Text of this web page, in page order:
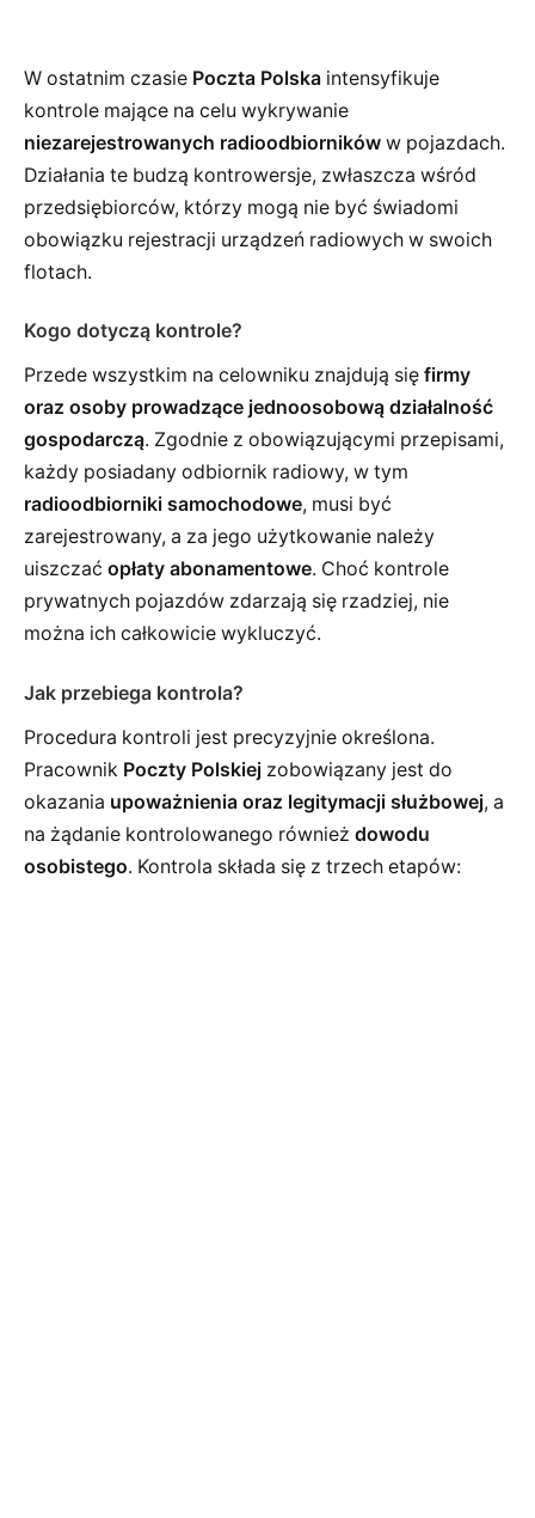
W ostatnim czasie Poczta Polska intensyfikuje
kontrole mające na celu wykrywanie
niezarejestrowanych radioodbiorników w pojazdach.
Działania te budzą kontrowersje, zwłaszcza wśród
przedsiębiorców, którzy mogą nie być świadomi
obowiązku rejestracji urządzeń radiowych w swoich
flotach.
Kogo dotyczą kontrole?
Przede wszystkim na celowniku znajdują się firmy
oraz osoby prowadzące jednoosobową działalność
gospodarczą. Zgodnie z obowiązującymi przepisami,
każdy posiadany odbiornik radiowy, w tym
radioodbiorniki samochodowe, musi być
zarejestrowany, a za jego użytkowanie należy
uiszczać opłaty abonamentowe. Choć kontrole
prywatnych pojazdów zdarzają się rzadziej, nie
można ich całkowicie wykluczyć.
Jak przebiega kontrola?
Procedura kontroli jest precyzyjnie określona.
Pracownik Poczty Polskiej zobowiązany jest do
okazania upoważnienia oraz legitymacji służbowej, a
na żądanie kontrolowanego również dowodu
osobistego. Kontrola składa się z trzech etapów: